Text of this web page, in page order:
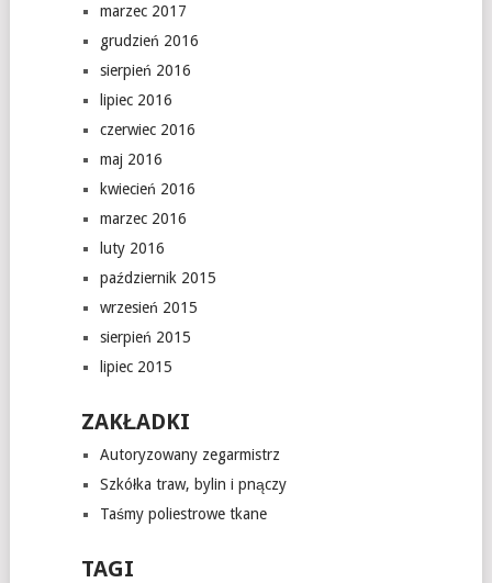
marzec 2017
grudzień 2016
sierpień 2016
lipiec 2016
czerwiec 2016
maj 2016
kwiecień 2016
marzec 2016
luty 2016
październik 2015
wrzesień 2015
sierpień 2015
lipiec 2015
ZAKŁADKI
Autoryzowany zegarmistrz
Szkółka traw, bylin i pnączy
Taśmy poliestrowe tkane
TAGI